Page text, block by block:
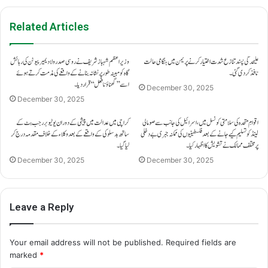
Related Articles
وزیراعظم شہباز شریف نے روسی صدر ولادیمیر پیوٹن کی رہائش
گاہ کو مبینہ طور پر نشانہ بنانے کے واقعے کی مذمت کرتے ہوئے
اسے ’’گھناؤنا فعل‘‘ قرار دیا۔
December 30, 2025
علیحدگی پسند تنازع شدت اختیار کرنے پر یمن میں ہنگامی حالت
نافذ کر دی گئی۔
December 30, 2025
کراچی میں عدالت میں پیشی کے دوران یوٹیوبر رجب بٹ کے
ساتھ بدسلوکی کے واقعے کے بعد وکلاء کے خلاف مقدمہ درج کر
لیا گیا۔
December 30, 2025
اقوامِ متحدہ کی سلامتی کونسل میں، اسرائیل کی جانب سے صومالی
لینڈ کو تسلیم کیے جانے کے بعد فلسطینیوں کی ممکنہ جبری بے دخلی
پر مختلف ممالک نے تشویش کا اظہار کیا۔
December 30, 2025
Leave a Reply
Your email address will not be published. Required fields are
marked *